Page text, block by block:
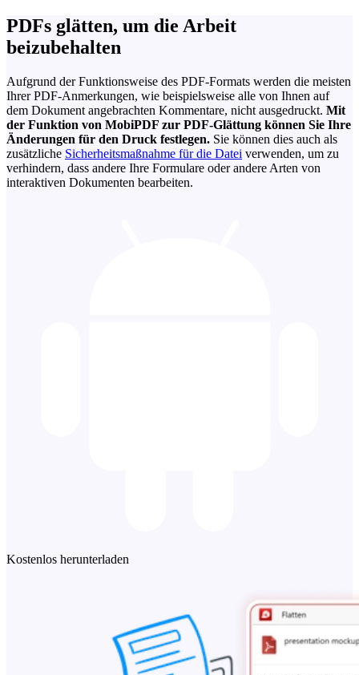
PDFs glätten, um die Arbeit
beizubehalten
Aufgrund der Funktionsweise des PDF-Formats werden die meisten
Ihrer PDF-Anmerkungen, wie beispielsweise alle von Ihnen auf
dem Dokument angebrachten Kommentare, nicht ausgedruckt. Mit
der Funktion von MobiPDF zur PDF-Glättung können Sie Ihre
Änderungen für den Druck festlegen. Sie können dies auch als
zusätzliche Sicherheitsmaßnahme für die Datei verwenden, um zu
verhindern, dass andere Ihre Formulare oder andere Arten von
interaktiven Dokumenten bearbeiten.
Kostenlos herunterladen